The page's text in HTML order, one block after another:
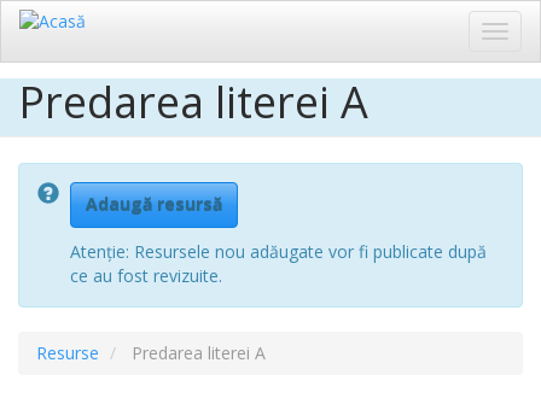
Sari
conținutul
principal
Predarea literei A
Adaugă resursă
Atenție: Resursele nou adăugate vor fi publicate după
ce au fost revizuite.
Resurse Predarea literei A